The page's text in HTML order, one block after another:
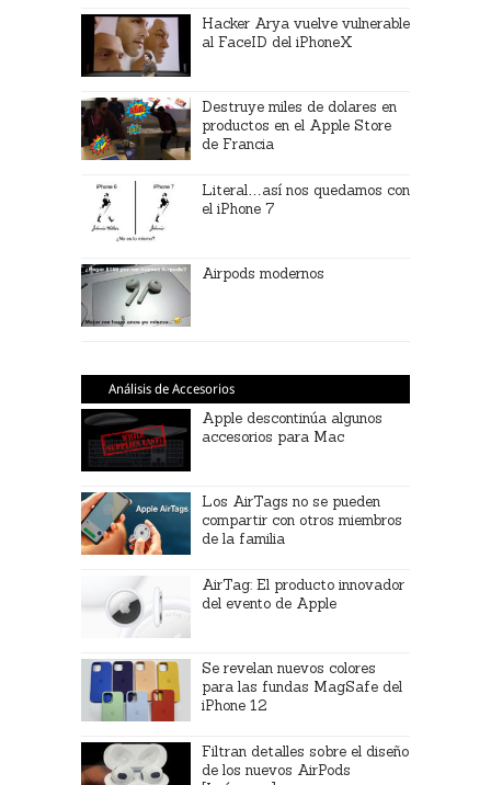
Hacker Arya vuelve vulnerable
al FaceID del iPhoneX
Destruye miles de dolares en
productos en el Apple Store
de Francia
Literal…así nos quedamos con
el iPhone 7
Airpods modernos
Análisis de Accesorios
Apple descontinúa algunos
accesorios para Mac
Los AirTags no se pueden
compartir con otros miembros
de la familia
AirTag: El producto innovador
del evento de Apple
Se revelan nuevos colores
para las fundas MagSafe del
iPhone 12
Filtran detalles sobre el diseño
de los nuevos AirPods